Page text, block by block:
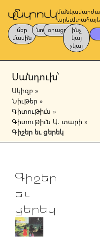
մեր
մասին
նոր օրացոյց
ինչ
կայ
չկայ
Սանդուխ՝
Սկիզբ »
Նիւթեր »
Գիտութիւն »
Գիտութիւն Ա. տարի »
Գիշեր եւ ցերեկ
Գիշեր
եւ
ցերեկ